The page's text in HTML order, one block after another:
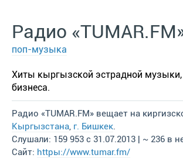
Радио
поп-музыка
Хиты кыргызской эстрадной
бизнеса.
Радио «TUMAR.FM» вещает на
Кыргызстана, г. Бишкек.
Слушали: 159 953 с 31.07.2013 | ~ 236 в
Сайт: httpы://www.tumar.fm/